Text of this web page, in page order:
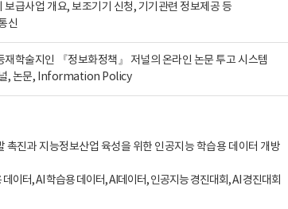
보급사업 개요, 보조기기 신청, 기기관련 정보제공 등
신
재학술지인 『정보화정책』 저널의 온라인 논문 투고 시스템
, 논문, Information Policy
촉진과 지능정보산업 육성을 위한 인공지능 학습용 데이터 개방
이터, AI 학습용 데이터, AI데이터, 인공지능 경진대회, AI 경진대회